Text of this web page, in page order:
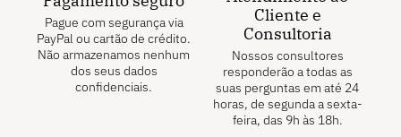
Pague com segurança via
PayPal ou cartão de crédito.
Não armazenamos nenhum
dos seus dados
confidenciais.
Cliente e
Consultoria
Nossos consultores
responderão a todas as
suas perguntas em até 24
horas, de segunda a sexta-
feira, das 9h às 18h.